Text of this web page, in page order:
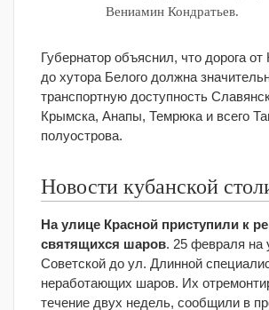
Вениамин Кондратьев.
Губернатор объяснил, что дорога от
до хутора Белого должна
транспортную доступность
Крымска, Анапы, Темрюка и всего
полуострова.
Новости кубанской
На улице Красной приступили к
святящихся шаров. 25 февраля на
Советской до ул. Длинной
неработающих шаров. Их
течение двух недель, сообщили в